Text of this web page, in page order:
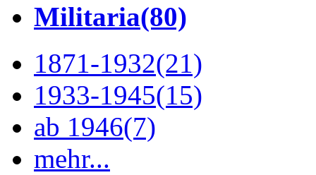
Militaria(80)
1871-1932(21)
1933-1945(15)
ab 1946(7)
mehr...